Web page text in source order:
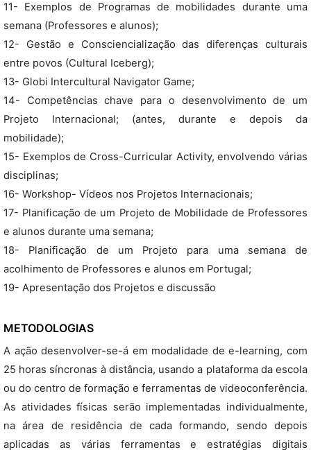
11- Exemplos de Programas de mobilidades durante uma
semana (Professores e alunos);
12- Gestão e Consciencialização das diferenças culturais
entre povos (Cultural Iceberg);
13- Globi Intercultural Navigator Game;
14- Competências chave para o desenvolvimento de um
Projeto Internacional; (antes, durante e depois da
mobilidade);
15- Exemplos de Cross-Curricular Activity, envolvendo várias
disciplinas;
16- Workshop- Vídeos nos Projetos Internacionais;
17- Planificação de um Projeto de Mobilidade de Professores
e alunos durante uma semana;
18- Planificação de um Projeto para uma semana de
acolhimento de Professores e alunos em Portugal;
19- Apresentação dos Projetos e discussão
METODOLOGIAS
A ação desenvolver-se-á em modalidade de e-learning, com
25 horas síncronas à distância, usando a plataforma da escola
ou do centro de formação e ferramentas de videoconferência.
As atividades físicas serão implementadas individualmente,
na área de residência de cada formando, sendo depois
aplicadas as várias ferramentas e estratégias digitais